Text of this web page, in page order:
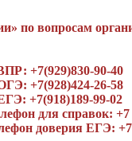
по вопросам
+7(929)830-90-40
+7(928)424-26-58
+7(918)189-99-02
для справок: +7
доверия ЕГЭ: +7